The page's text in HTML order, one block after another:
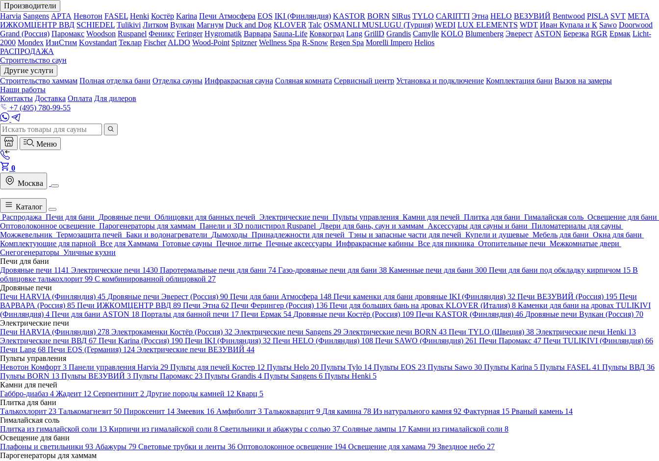
Производители
Harvia Sangens АРТА Невотон FASEL Henki Костёр Karina Печи Атмосфера EOS IKI (Финляндия) KASTOR BORN SlRus TYLO CARIITTI Этна HELO ВЕЗУВИЙ Bentwood PISLA SVT МЕТА
ИЖКОМЦЕНТР ВВД SCHIEDEL Tulikivi Литком Вулкан Магнум Duck and Dog KLOVER Talc OSMANLI MUSLUGU (Турция) WEDI LUX ELEMENTS WDT Иван Купала и К Sawo Doorwood
Grand (Россия) Паромакс Woodson Ruspanel Феникс Feringer Hygromatik Варвара Sauna-Life Ковкоград Lang GrillD Grandis Camylle KOLO Blumenberg Эверест ASTON Березка RGR Ермак Licht-
2000 Mondex ИзиСтим Kovstandart Теклар Fischer ALDO Wood-Point Spitzner Wellness Spa R-Snow Regen Spa Morelli Impero Helios
РАСПРОДАЖА
Строительство саун
Другие услуги
Строительство хаммам Полная отделка бани Отделка сауны Инфракрасная сауна Соляная комната Сервисный центр Установка и подключение Комплектация бани Вызов на замеры
Наши работы
Контакты Доставка Оплата Для дилеров
+7 (495) 780-99-55
Меню
0
Москва
Каталог
Распродажа Печи для бани Дровяные печи Облицовки для банных печей Электрические печи Пульты управления Камни для печей Плитка для бани Гималайская соль Освещение для бани
Оптоволоконное освещение Парогенераторы для хаммам Панели и 3D полистирол Ruspanel Двери для бань, саун и хаммам Аксессуары для сауны и бани Пиломатериалы для сауны
Можжевельник Термозащита печей Баки и водонагреватели Дымоходы Принадлежности для печей Тэны и запасные части для печей Купели и душевые Мебель для бани Окна для бани
Комплектующие для парной Все для Хаммама Готовые сауны Печное литье Печные аксессуары Инфракрасные кабины Все для пикника Отопительные печи Межкомнатые двери
Снегогенераторы Уличные кухни
Печи для бани
Дровяные печи 1141 Электрические печи 1430 Паротермальные печи для бани 74 Газо-дровяные печи для бани 38 Каменные печи для бани 300 Печи для бани под обкладку кирпичом 15 В
облицовке талькохлорит 99 С комбинированной облицовкой 27
Дровяные печи
Печи HARVIA (Финляндия) 45 Дровяные печи Эверест (Россия) 90 Печи для бани Атмосфера 148 Печи каменки для бани дровяные IKI (Финляндия) 32 Печи ВЕЗУВИЙ (Россия) 195 Печи
ВАРВАРА (Россия) 85 Печи ИЖКОМЦЕНТР ВВД 89 Печи Этна 62 Печи Ферингер (Россия) 136 Печи для больших бань на дровах KLOVER (Италия) 8 Каменки для бани на дровах TULIKIVI
(Финляндия) 4 Печи для бани ASTON 18 Порталы для банной печи 17 Печи Ермак 54 Дровяные печи Костёр (Россия) 109 Печи KASTOR (Финляндия) 46 Дровяные печи Вулкан (Россия) 70
Электрические печи
Печи HARVIA (Финляндия) 278 Электрокаменки Костёр (Россия) 32 Электрические печи Sangens 29 Электрические печи BORN 43 Печи TYLO (Швеция) 38 Электрические печи Henki 13
Электрические печи ВВД 67 Печи Karina (Россия) 190 Печи IKI (Финляндия) 32 Печи HELO (Финляндия) 108 Печи SAWO (Финляндия) 261 Печи Паромакс 47 Печи TULIKIVI (Финляндия) 66
Печи Lang 68 Печи EOS (Германия) 124 Электрические печи ВЕЗУВИЙ 44
Пульты управления
Невотон Комфорт 3 Панели управления Harvia 29 Пульты для печей Костер 12 Пульты Helo 20 Пульты Tylo 14 Пульты EOS 23 Пульты Sawo 30 Пульты Karina 5 Пульты FASEL 41 Пульты ВВД 36
Пульты BORN 13 Пульты ВЕЗУВИЙ 3 Пульты Паромакс 23 Пульты Grandis 4 Пульты Sangens 6 Пульты Henki 5
Камни для печей
Габбро-диабаз 4 Жадеит 12 Серпентинит 2 Другие породы камней 12 Кварц 5
Плитка для бани
Талькохлорит 23 Талькомагнезит 50 Пироксенит 14 Змеевик 16 Амфиболит 3 Талькокварцит 9 Для камина 78 Из натурального камня 92 Фактурная 15 Рваный камень 14
Гималайская соль
Плитка из гималайской соли 13 Кирпичи из гималайской соли 8 Светильники и абажуры с солью 37 Соляные лампы 17 Камни из гималайской соли 8
Освещение для бани
Плафоны и светильники 93 Абажуры 79 Световые трубки и ленты 36 Оптоволоконное освещение 194 Освещение для хамама 79 Звездное небо 27
Парогенераторы для хаммам